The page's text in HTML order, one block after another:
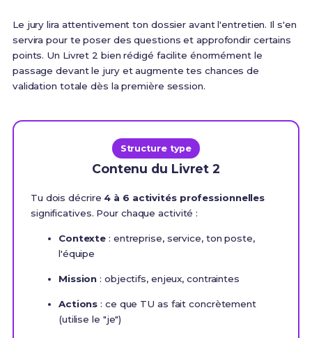
Le jury lira attentivement ton dossier avant l'entretien. Il s'en
servira pour te poser des questions et approfondir certains
points. Un Livret 2 bien rédigé facilite énormément le
passage devant le jury et augmente tes chances de
validation totale dès la première session.
Structure type
Contenu du Livret 2
Tu dois décrire 4 à 6 activités professionnelles
significatives. Pour chaque activité :
Contexte : entreprise, service, ton poste,
l'équipe
Mission : objectifs, enjeux, contraintes
Actions : ce que TU as fait concrètement
(utilise le "je")